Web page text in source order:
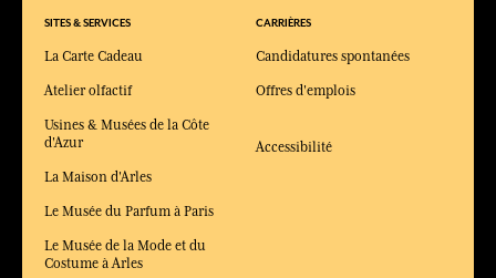
SITES & SERVICES
La Carte Cadeau
Atelier olfactif
Usines & Musées de la Côte
d'Azur
La Maison d'Arles
Le Musée du Parfum à Paris
Le Musée de la Mode et du
Costume à Arles
CARRIÈRES
Candidatures spontanées
Offres d'emplois
Accessibilité